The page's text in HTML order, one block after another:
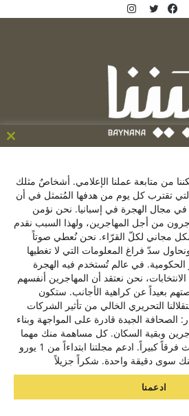
C/ de la Victoria 9, 1º,
فيسبوك
تويترلينكدإنيوتيوبانستقرام
الخصوصية
من نحن
بيننا بالتعاون مع
من متابعة عملنا الإعلامي. أشخاصٌ مثلك
تقترب كل يوم من هدفها المُتمثل في أن
في مجال الهجرة في إسبانيا. نحن نؤمن
من أجل المهاجرين، ولهذا السبب نقدم
مجاني لكلّ القرّاء. نحن نُعطي صوتاً
سدّ فراغ المعلومات التي لا تغطيها
في عالم تُستخدم فيه الهجرة
نحن نعتقد أن المهاجرين أنفسهم
بعيداً عن كراهية الأجانب. ستكون
التحريري الخالي من تأثير الشركات
الصحافة الجيدة قادرة على المواجهة وبناء
وبقية السكان. كل مساهمة منك مهما
كانت صغيرة يمكنها أن تحدث فرقاً كبيراً. ادعم مجلتنا ابتداءاً من 1 يورو
سوى دقيقة واحدة. شكراً جزيلاً
ادعمنا